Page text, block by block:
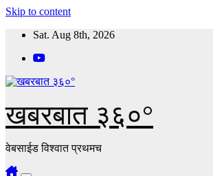
Skip to content
Sat. Aug 8th, 2026
खबरबात ३६०°
वेबसाईड विश्वात प्रथमच